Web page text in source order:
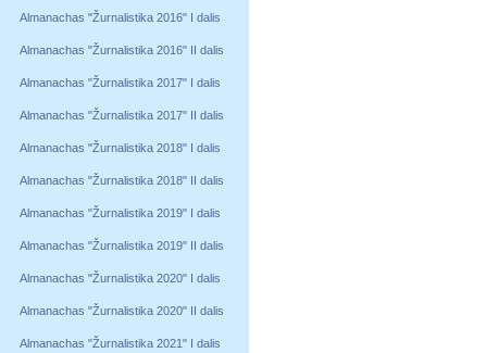
Almanachas "Žurnalistika 2016" I dalis
Almanachas "Žurnalistika 2016" II dalis
Almanachas "Žurnalistika 2017" I dalis
Almanachas "Žurnalistika 2017" II dalis
Almanachas "Žurnalistika 2018" I dalis
Almanachas "Žurnalistika 2018" II dalis
Almanachas "Žurnalistika 2019" I dalis
Almanachas "Žurnalistika 2019" II dalis
Almanachas "Žurnalistika 2020" I dalis
Almanachas "Žurnalistika 2020" II dalis
Almanachas "Žurnalistika 2021" I dalis